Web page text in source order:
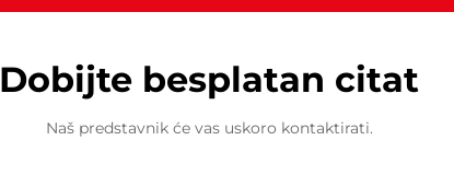
Dobijte besplatan citat
Naš predstavnik će vas uskoro kontaktirati.